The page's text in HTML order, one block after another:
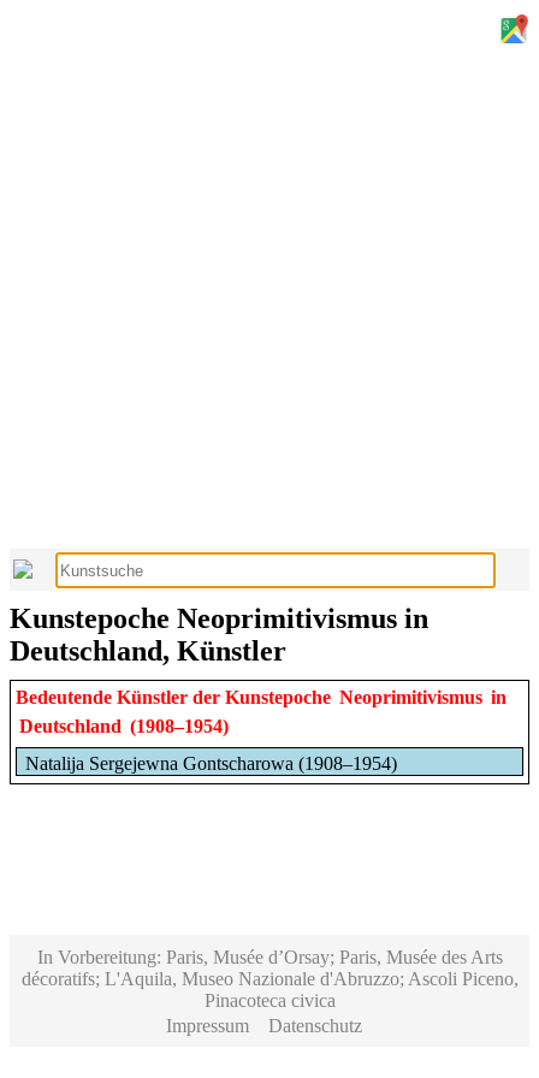
Kunstepoche Neoprimitivismus in
Deutschland, Künstler
Bedeutende Künstler der Kunstepoche Neoprimitivismus in
Deutschland (1908–1954)
Natalija Sergejewna Gontscharowa (1908–1954)
In Vorbereitung: Paris, Musée d’Orsay; Paris, Musée des Arts
décoratifs; L'Aquila, Museo Nazionale d'Abruzzo; Ascoli Piceno,
Pinacoteca civica
Impressum
Datenschutz